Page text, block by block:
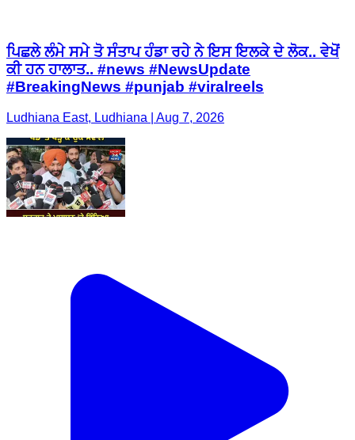
ਪਿਛਲੇ ਲੰਮੇ ਸਮੇ ਤੋ ਸੰਤਾਪ ਹੰਡਾ ਰਹੇ ਨੇ ਇਸ ਇਲਕੇ ਦੇ ਲੋਕ.. ਵੇਖੋਂ
ਕੀ ਹਨ ਹਾਲਾਤ.. #news #NewsUpdate
#BreakingNews #punjab #viralreels
Ludhiana East, Ludhiana | Aug 7, 2026